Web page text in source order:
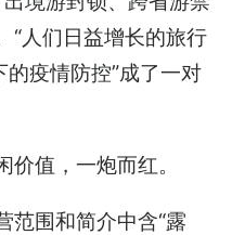
“人们日益增长的旅行
的疫情防控”成了一对
值，一炮而红。
范围和简介中含“露